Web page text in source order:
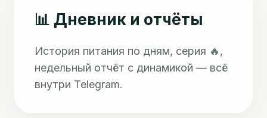
📊 Дневник и отчёты
История питания по дням, серия 🔥,
недельный отчёт с динамикой — всё
внутри Telegram.